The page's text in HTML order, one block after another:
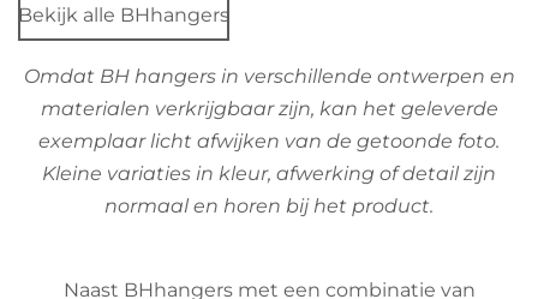
Bekijk alle BHhangers
Omdat BH hangers in verschillende ontwerpen en
materialen verkrijgbaar zijn, kan het geleverde
exemplaar licht afwijken van de getoonde foto.
Kleine variaties in kleur, afwerking of detail zijn
normaal en horen bij het product.
Naast BHhangers met een combinatie van